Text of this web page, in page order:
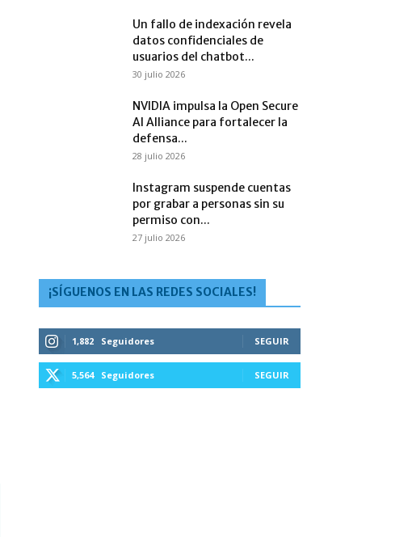
Un fallo de indexación revela
datos confidenciales de
usuarios del chatbot...
30 julio 2026
NVIDIA impulsa la Open Secure
AI Alliance para fortalecer la
defensa...
28 julio 2026
Instagram suspende cuentas
por grabar a personas sin su
permiso con...
27 julio 2026
¡SÍGUENOS EN LAS REDES SOCIALES!
1,882 Seguidores SEGUIR
5,564 Seguidores SEGUIR